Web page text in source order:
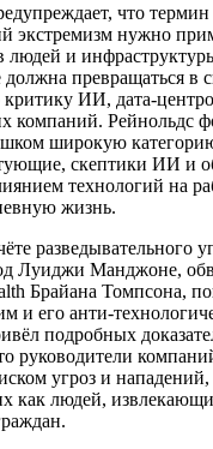
что термин
экстремизм нужно
людей и
превращаться в
ИИ, дата-
компаний. Рейнольдс
широкую
скептики ИИ и
технологий на
жизнь.
разведывательного
Луиджи Манджоне,
Брайана Томпсона,
и его анти-
подробных
руководители
угроз и нападений,
как людей,